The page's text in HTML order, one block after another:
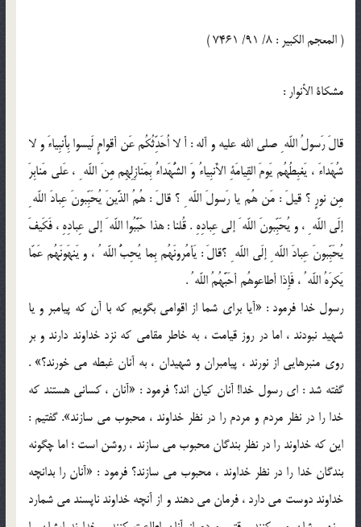
( المعجم الكبير : 8/ 91/ 7461 )
مشكاة الأنوار :
قالَ رَسولُ اللّه ِ صلى الله عليه و آله : أ لا اُحَدِّثُكُم عَن أقوامٍ لَيسوا بِأَنبِياءَ و لا
شُهَداءَ ، يَغبِطُهُم يَومَ القِيامَةِ الأَنبِياءُ وَ الشُّهَداءُ بِمَنازِلِهِم مِنَ اللّه ِ ، عَلى مَنابِرَ
مِن نورٍ ؟ قيلَ : مَن هُم يا رَسولَ اللّه ِ ؟ قالَ : هُمُ الذَّينَ يُحَبِّبونَ عِبادَ اللّه ِ
إلَى اللّه ِ ، و يُحَبِّبونَ اللّه َ إلى عِبادِهِ . قُلنا : هذا حَبَّبُوا اللّه َ إلى عِبادِهِ ، فَكَيفَ
يُحَبِّبونَ عِبادَ اللّه ِ إلَى اللّه ِ ؟قالَ : يَأمُرونَهُم بِما يُحِبُّ اللّه ُ ، و يَنهَونَهُم عَمّا
يَكرَهُ اللّه ُ ، فَإِذا أطاعوهُم أحَبَّهُمُ اللّه ُ .
رسول خدا فرمود : «آيا براى شما از اقوامى بگويم كه با آن كه پيامبر و يا
شهيد نبودند ، اما در روز قيامت ، به خاطر مقامى كه نزد خداوند دارند و بر
روى منبرهايى از نورند ، پيامبران و شهيدان ، به آنان غبطه مى خورند؟» .
گفته شد : اى رسول خدا! آنان كيان اند؟ فرمود : «آنان ، كسانى هستند كه
خدا را در نظر مردم و مردم را در نظر خداوند ، محبوب مى سازند». گفتيم :
اين كه خداوند را در نظر بندگان محبوب مى سازند ، روشن است ؛ اما چگونه
بندگان خدا را در نظر خداوند ، محبوب مى سازند؟ فرمود : «آنان را بدانچه
خداوند دوست مى دارد ، فرمان مى دهند و از آنچه خداوند ناپسند مى شمارد